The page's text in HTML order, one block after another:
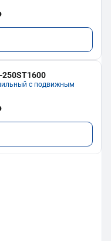
250ST1600
с подвижным